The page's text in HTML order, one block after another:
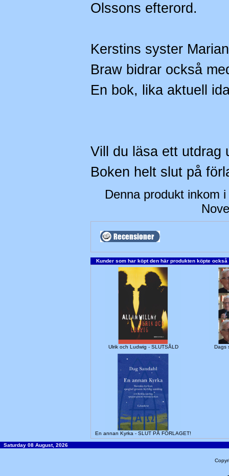
Olssons efterord.
Kerstins syster
Braw bidrar också
En bok, lika aktuell
Vill du läsa ett utdrag
Boken helt slut på
Denna produkt inkom
Kunder som har köpt den här produkten köpte också
Ulrik och Ludwig - SLUTSÅLD Dags
En annan Kyrka - SLUT PÅ FÖRLAGET!
Saturday 08 August, 2026